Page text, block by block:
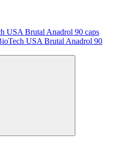
USA Brutal Anadrol 90